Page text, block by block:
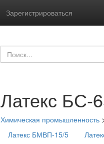
Зарегистрироваться
Латекс БС-
Химическая промышленность
Латекс БМВП-15/5